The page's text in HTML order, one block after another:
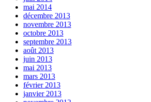
mai 2014
décembre 2013
novembre 2013
octobre 2013
septembre 2013
août 2013
juin 2013
mai 2013
mars 2013
février 2013
janvier 2013